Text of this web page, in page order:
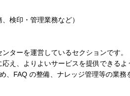
検印・管理業務など）
ターを運営しているセクションです。
え、よりよいサービスを提供できるよ
、FAQ の整備、ナレッジ管理等の業務